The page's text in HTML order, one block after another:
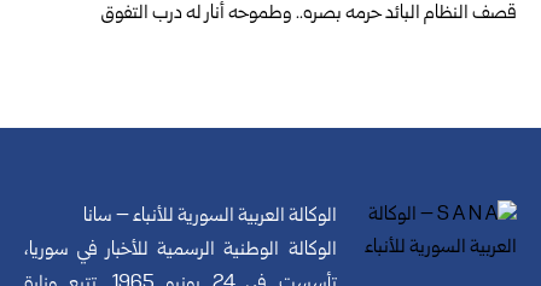
قصف النظام البائد حرمه بصره.. وطموحه أنار له درب التفوق
الوكالة العربية السورية للأنباء – سانا
الوكالة الوطنية الرسمية للأخبار في سوريا،